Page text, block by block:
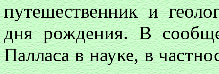
путешественник и
дня рождения. В
Палласа в науке, в